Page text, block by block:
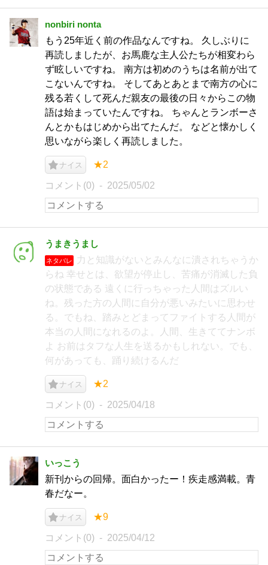
nonbiri nonta
もう25年近く前の作品なんですね。 久しぶりに
再読しましたが、お馬鹿な主人公たちが相変わら
ず眩しいですね。 南方は初めのうちは名前が出て
こないんですね。 そしてあとあとまで南方の心に
残る若くして死んだ親友の最後の日々からこの物
語は始まっていたんですね。 ちゃんとランボーさ
んとかもはじめから出てたんだ。 などと懐かしく
思いながら楽しく再読しました。
ナイス ★2
コメント(0) 2025/05/02
うまきうまし
ネタバレ
力と知識がないとみんなに潰されちゃうか
らね 幸せとは、欲望が停止し、苦痛が消滅した負
の状態である 遠くに行っちゃった人間はズルい
ね。残った方の人間に自分が悪いみたいに思わせ
る。でもね、踏みとどまってファイトする人間が
本当の人間になれるのよ。人間、生きててナンボ
よ お前はタフな人生を送るかもしれない。でも、
何があっても、踊り続けるんだ
ナイス ★2
コメント(0) 2025/04/18
いっこう
新刊からの回帰。面白かったー！疾走感満載。青
春だなー。
ナイス ★9
コメント(0) 2025/04/12